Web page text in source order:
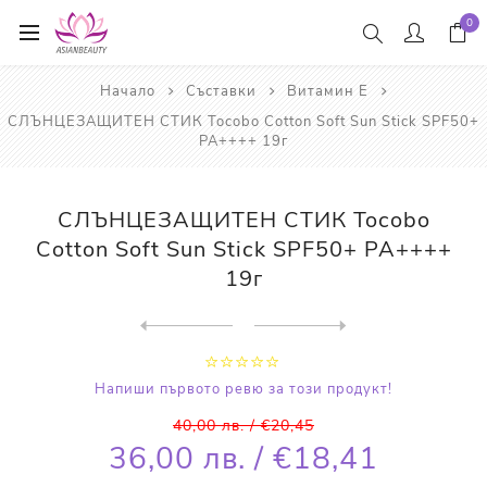
0
Начало Съставки
Витамин Е
СЛЪНЦЕЗАЩИТЕН СТИК Tocobo Cotton Soft Sun Stick SPF50+
PA++++ 19г
СЛЪНЦЕЗАЩИТЕН СТИК Tocobo
Cotton Soft Sun Stick SPF50+ PA++++
19г
Напиши първото ревю за този продукт!
40,00 лв. / €20,45
36,00 лв. / €18,41